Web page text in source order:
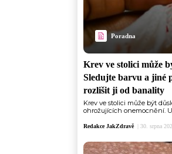
Poradna
Krev ve stolici může
Sledujte barvu a jiné
rozlišit ji od banality
Krev ve stolici může být
ohrožujících onemocnění.
Redakce JakZdravě 30. srpna